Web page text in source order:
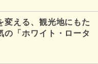
変える、観光地にもた
の「ホワイト・ロータ